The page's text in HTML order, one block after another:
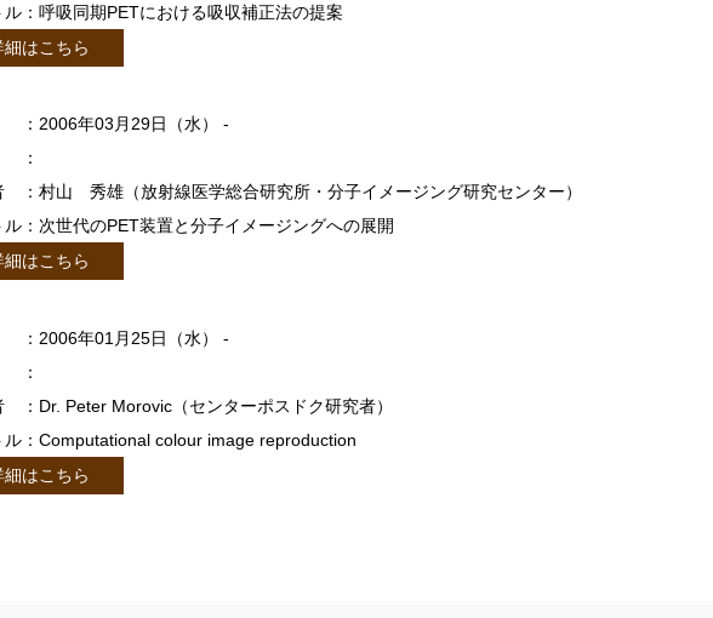
ル：呼吸同期PETにおける吸収補正法の提案
細はこちら
：2006年03月29日（水） -
：
：村山 秀雄（放射線医学総合研究所・分子イメージング研究センター）
ル：次世代のPET装置と分子イメージングへの展開
細はこちら
：2006年01月25日（水） -
：
：Dr. Peter Morovic（センターポスドク研究者）
ル：Computational colour image reproduction
細はこちら